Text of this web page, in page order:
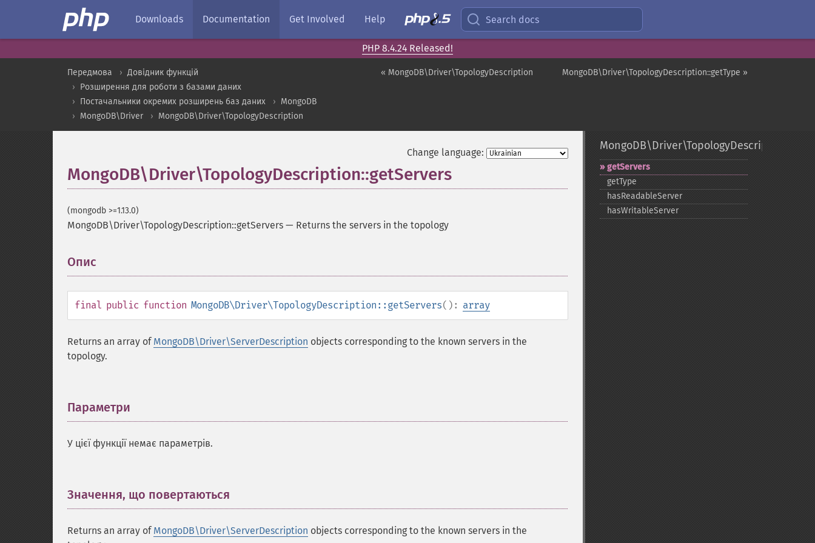
Downloads Documentation Get Involved Help Search docs
PHP 8.4.24 Released!
MongoDB\Driver\TopologyDescription::getType »
« MongoDB\Driver\TopologyDescription
Передмова
Довідник функцій
Розширення для роботи з базами даних
Постачальники окремих розширень баз даних
MongoDB
MongoDB\Driver
MongoDB\Driver\TopologyDescription
Change language:
MongoDB\Driver\TopologyDescription::getServers
(mongodb >=1.13.0)
MongoDB\Driver\TopologyDescription::getServers — Returns the servers in the topology
Опис
final public function MongoDB\Driver\TopologyDescription::getServers(): array
Returns an array of MongoDB\Driver\ServerDescription objects corresponding to the known servers in the
topology.
Параметри
У цієї функції немає параметрів.
Значення, що повертаються
Returns an array of MongoDB\Driver\ServerDescription objects corresponding to the known servers in the
MongoDB\Driver\TopologyDescription
getServers
getType
hasReadableServer
hasWritableServer